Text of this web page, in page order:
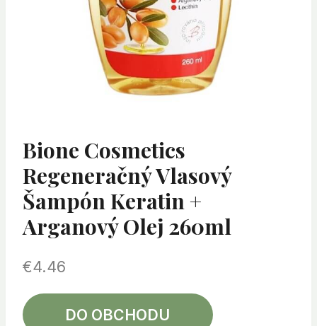
Bione Cosmetics
Regeneračný Vlasový
Šampón Keratin +
Arganový Olej 260ml
€4.46
DO OBCHODU